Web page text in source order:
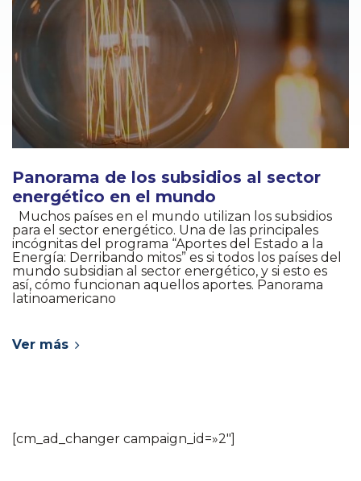
Panorama de los subsidios al sector
energético en el mundo
Muchos países en el mundo utilizan los subsidios
para el sector energético. Una de las principales
incógnitas del programa “Aportes del Estado a la
Energía: Derribando mitos” es si todos los países del
mundo subsidian al sector energético, y si esto es
así, cómo funcionan aquellos aportes. Panorama
latinoamericano
Ver más
[cm_ad_changer campaign_id=»2″]